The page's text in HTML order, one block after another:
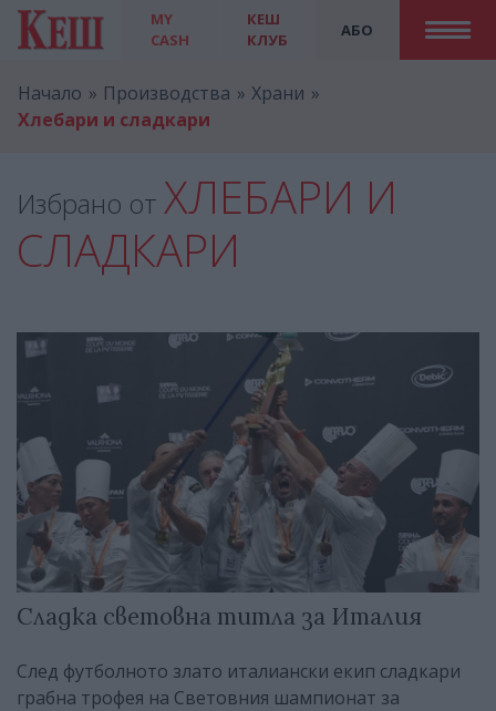
MY
CASH
АБО
КЕШ
КЛУБ
Начало Производства
Храни
Хлебари и сладкари
Избрано от ХЛЕБАРИ И
СЛАДКАРИ
Сладка световна титла за Италия
След футболното злато италиански екип сладкари
грабна трофея на Световния шампионат за